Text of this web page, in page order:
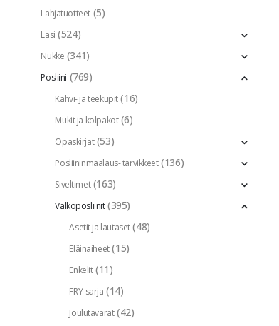
Lahjatuotteet (5)
Lasi (524)
Nukke (341)
Posliini (769)
Kahvi- ja teekupit (16)
Mukit ja kolpakot (6)
Opaskirjat (53)
Posliininmaalaus- tarvikkeet (136)
Siveltimet (163)
Valkoposliinit (395)
Asetit ja lautaset (48)
Eläinaiheet (15)
Enkelit (11)
FRY-sarja (14)
Joulutavarat (42)